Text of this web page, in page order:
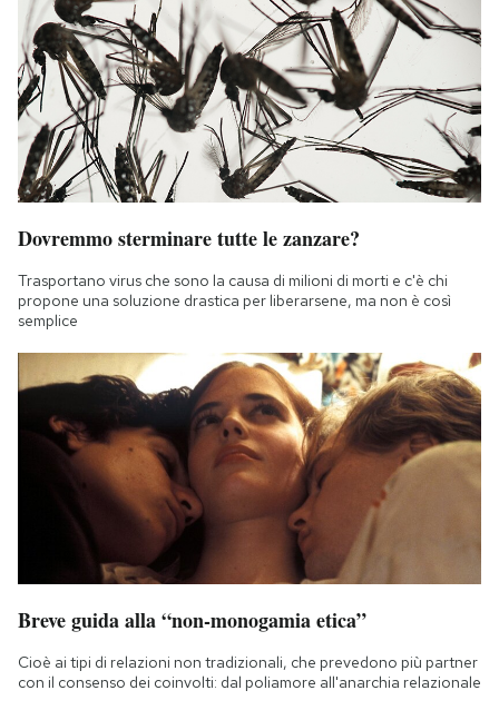
Dovremmo sterminare tutte le zanzare?
Trasportano virus che sono la causa di milioni di morti e c'è chi
propone una soluzione drastica per liberarsene, ma non è così
semplice
Breve guida alla “non-monogamia etica”
Cioè ai tipi di relazioni non tradizionali, che prevedono più partner
con il consenso dei coinvolti: dal poliamore all'anarchia relazionale